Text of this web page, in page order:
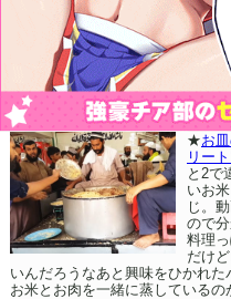
★お
リー
と2で
いお
じ。
ので
料理
だけ
いんだろうなあと興味をひかれた
お米とお肉を一緒に蒸しているの